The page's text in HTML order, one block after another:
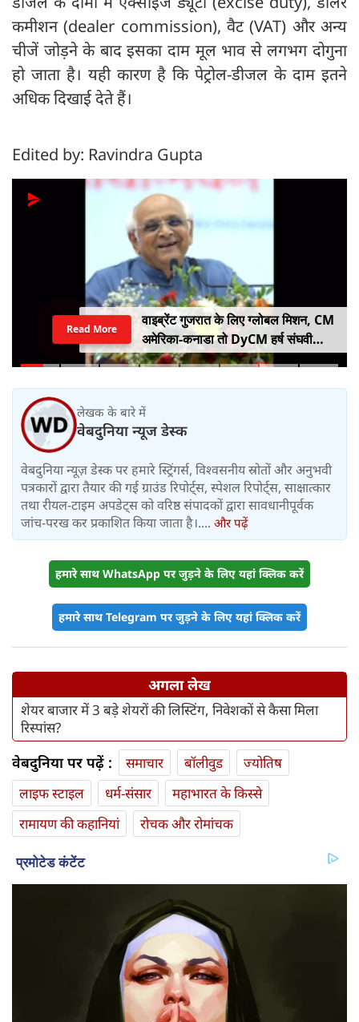
कमीशन (dealer commission), वैट (VAT) और अन्य
चीजें जोड़ने के बाद इसका दाम मूल भाव से लगभग दोगुना
हो जाता है। यही कारण है कि पेट्रोल-डीजल के दाम इतने
अधिक दिखाई देते हैं।
Edited by: Ravindra Gupta
वाइब्रेंट गुजरात के लिए ग्लोबल मिशन, CM
अमेरिका-कनाडा तो DyCM हर्ष संघवी
संभालेंगे जापान-यूरोप का मोर्चा
Read More
लेखक के बारे में
वेबदुनिया न्यूज डेस्क
वेबदुनिया न्यूज़ डेस्क पर हमारे स्ट्रिंगर्स, विश्वसनीय स्रोतों और अनुभवी
पत्रकारों द्वारा तैयार की गई ग्राउंड रिपोर्ट्स, स्पेशल रिपोर्ट्स, साक्षात्कार
तथा रीयल-टाइम अपडेट्स को वरिष्ठ संपादकों द्वारा सावधानीपूर्वक
जांच-परख कर प्रकाशित किया जाता है।.... और पढ़ें
हमारे साथ WhatsApp पर जुड़ने के लिए यहां क्लिक करें
हमारे साथ Telegram पर जुड़ने के लिए यहां क्लिक करें
अगला लेख
शेयर बाजार में 3 बड़े शेयरों की लिस्टिंग, निवेशकों से कैसा मिला
रिस्पांस?
वेबदुनिया पर पढ़ें : समाचार बॉलीवुड
ज्योतिष
लाइफ स्‍टाइल
धर्म-संसार
महाभारत के किस्से
रामायण की कहानियां
रोचक और रोमांचक